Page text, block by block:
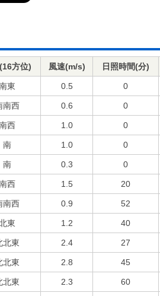
方位) 風速(m/s) 日照時間(分)
東 0.5 0
南西 0.6 0
西 1.0 0
南 1.0 0
南 0.3 0
西 1.5 20
南西 0.9 52
東 1.2 40
北東 2.4 27
北東 2.8 45
北東 2.3 60